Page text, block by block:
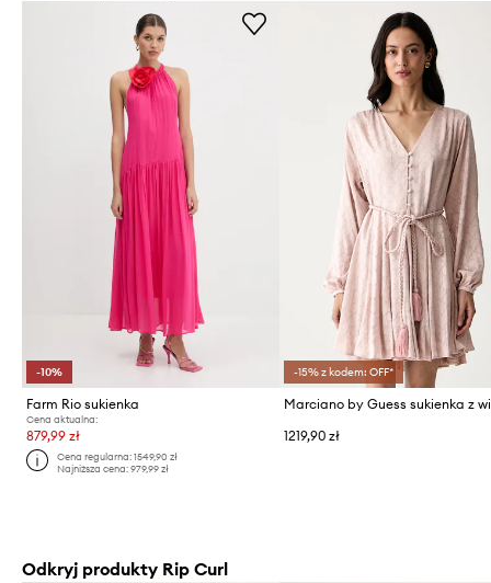
-10%
Farm Rio sukienka
Cena aktualna:
879,99 zł
Cena regularna:1549,90 zł
Najniższa cena:979,99 zł
-15% z kodem: OFF*
1219,90 zł
Odkryj produkty Rip Curl